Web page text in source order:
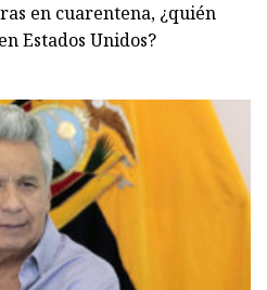
en cuarentena, ¿quién
Estados Unidos?